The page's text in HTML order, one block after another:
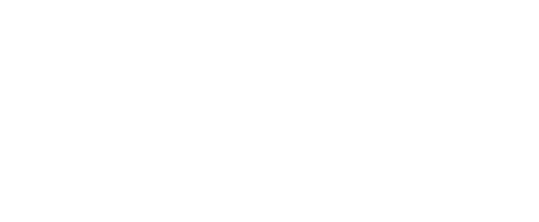
даже при перегреве двигателя. Благодаря этому существенно снижается